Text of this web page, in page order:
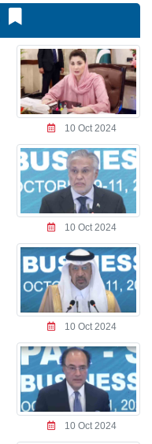
10 Oct 2024
10 Oct 2024
10 Oct 2024
10 Oct 2024